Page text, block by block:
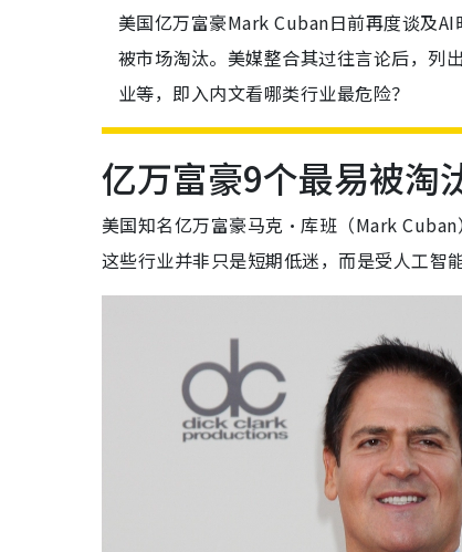
美国亿万富豪Mark Cuban日前再度谈及
被市场淘汰。美媒整合其过往言论后，列
业等，即入内文看哪类行业最危险？
亿万富豪9个最易被淘
美国知名亿万富豪马克·库班（Mark Cuban
这些行业并非只是短期低迷，而是受人工智